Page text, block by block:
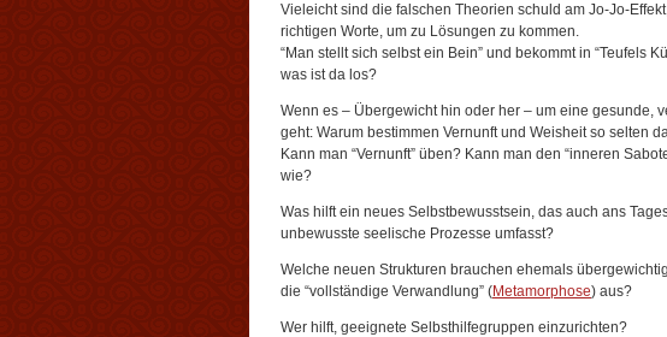
Vieleicht sind die falschen Theorien schuld am Jo-Jo-
richtigen Worte, um zu Lösungen zu kommen.
“Man stellt sich selbst ein Bein” und bekommt in “Teufels
was ist da los?
Wenn es – Übergewicht hin oder her – um eine gesunde,
geht: Warum bestimmen Vernunft und Weisheit so selten
Kann man “Vernunft” üben? Kann man den “inneren
wie?
Was hilft ein neues Selbstbewusstsein, das auch ans
unbewusste seelische Prozesse umfasst?
Welche neuen Strukturen brauchen ehemals
die “vollständige Verwandlung” (Metamorphose) aus?
Wer hilft, geeignete Selbsthilfegruppen einzurichten?